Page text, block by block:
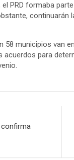
PRD formaba
continuarán
58 municipios van
acuerdos para